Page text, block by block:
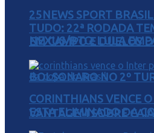
NEXUS/BTG: LULA
BOLSONARO NO 2º
VANTAGEM SOBRE
25NEWS SPORT
TUDO: 22ª RODADA
EM CAMPO E DUELOS
CORINTHIANS VENCE
ESTA ELIMINADO DA